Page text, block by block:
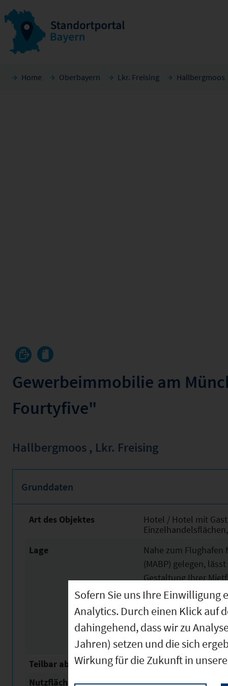
Home Oberbayern Lkr. Freising Hallbergmoos
Gewerbeimmobilie am
Fourtyfive"
Hallbergmoos , Lkr. Freising
Grunddaten
Art des Objektes
Hotel / Hotel mit
Lage
Nahe zum Flughafen
(MABP) gelegen,
Gestaltung Ihrer
der Metropolregion
durch die Integration
Parkplatzsituation
Mobilitätskonzepten.
Teilbar ab
500 m²
Nutzfläche
9.976 m²
Sofern Sie uns Ihre Einwilligung
Analytics. Durch einen Klick auf
dahingehend, dass wir zu
Jahren) setzen und die sich
Wirkung für die Zukunft in